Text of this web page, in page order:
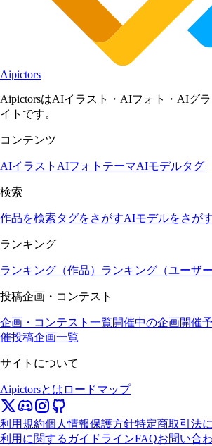
Aipictors
AipictorsはAIイラスト・AIフォト・AIグ
イトです。
コンテンツ
AIイラスト AIフォト テーマAIモデルタグ
検索
作品を検索タグをさがすAIモデルをさが
ランキング
ランキング（作品） ランキング（ユーザー
投稿企画・コンテスト
企画・コンテスト一覧開催中の企画開催
催投稿企画一覧
サイトについて
Aipictorsとは ロードマップ
利用規約個人情報保護方針特定商取引法
利用に関するガイドラインFAQお問い合